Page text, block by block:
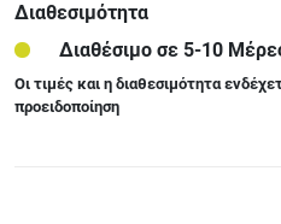
Διαθεσιμότητα
Διαθέσιμο σε 5-10
Οι τιμές και η διαθεσιμότητα
προειδοποίηση